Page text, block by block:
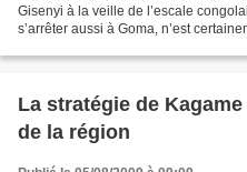
Gisenyi à la veille de l’escale
s’arrêter aussi à Goma, n’est
La stratégie de
de la région